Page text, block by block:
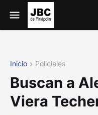
Inicio Policiales
Buscan a
Viera